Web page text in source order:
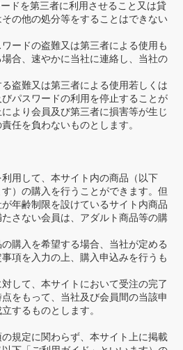
ドを第三者に利用させること又は貸
の他の処分等をすることはできない
ードの盗難又は第三者による使用も
合、速やかに当社に連絡し、当社の
盗難又は第三者による使用若しくは
パスワードの利用を停止することが
より会員及び第三者に損害等が生じ
任を負わないものとします。
用して、本サイト内の商品（以下
す）の購入を行うことができます。但
年齢制限を設けているサイト内商品
さない会員は、アダルト商品等の購
購入を希望する場合、当社が定める
項を入力の上、購入申込みを行うも
して、本サイトにおいて受注の完了
をもって、当社及び会員間の当該申
するものとします。
規定に関わらず、本サイト上に掲載